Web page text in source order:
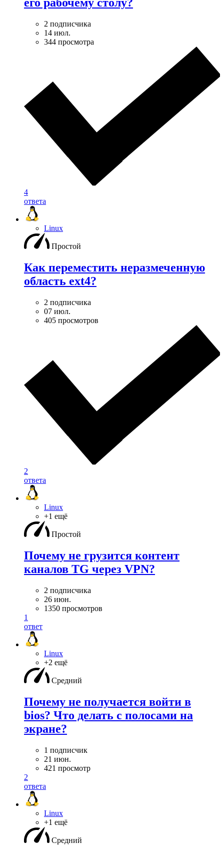
2 подписчика
14 июл.
344 просмотра
4
ответа
Linux
Простой
Как переместить неразмеченную
область ext4?
2 подписчика
07 июл.
405 просмотров
2
ответа
Linux
+1 ещё
Простой
Почему не грузится контент
каналов TG через VPN?
2 подписчика
26 июн.
1350 просмотров
1
ответ
Linux
+2 ещё
Средний
Почему не получается войти в
bios? Что делать с полосами на
экране?
1 подписчик
21 июн.
421 просмотр
2
ответа
Linux
+1 ещё
Средний